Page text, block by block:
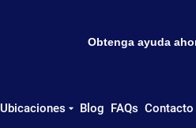
Ubicaciones Blog FAQs Contacto
Obtenga ayuda